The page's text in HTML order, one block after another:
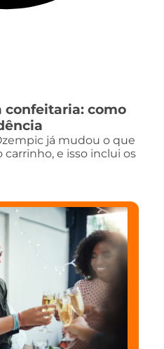
confeitaria: como
já mudou o que
carrinho, e isso inclui os